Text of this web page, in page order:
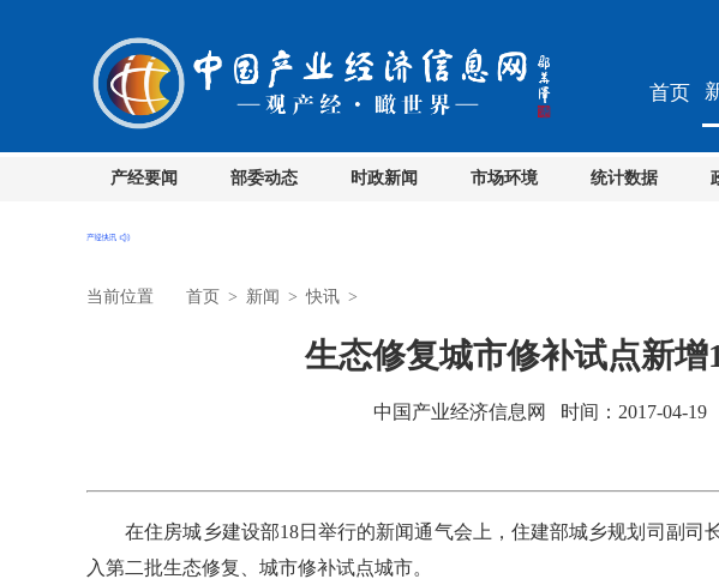
首页
产经要闻 部委动态 时政新闻 市场环境 统计数据
当前位置 首页 > 新闻 > 快讯 >
生态修复城市修补试点新增
中国产业经济信息网 时间：2017-04-19
在住房城乡建设部18日举行的新闻通气会上，住建部城乡规划司副司
入第二批生态修复、城市修补试点城市。